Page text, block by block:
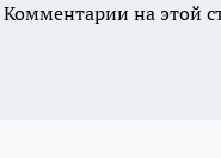
Комментарии на этой